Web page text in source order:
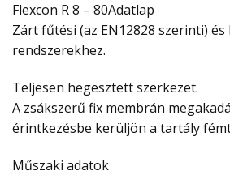
Flexcon R 8 – 80Adatlap
Zárt fűtési (az EN12828 szerinti) és
rendszerekhez.
Teljesen hegesztett szerkezet.
A zsákszerű fix membrán
érintkezésbe kerüljön a tartály
Műszaki adatok